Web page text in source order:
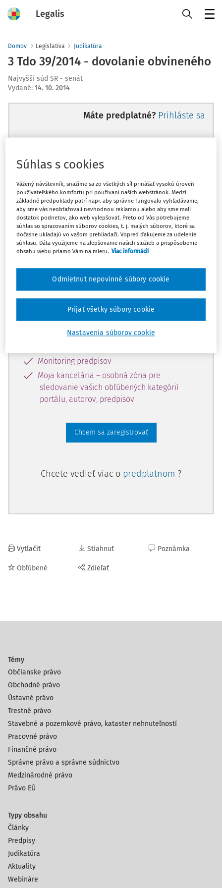
Legalis
Domov Legislatíva Judikatúra
3 Tdo 39/2014 - dovolanie obvineného
Najvyšší súd SR - senát
Vydané: 14. 10. 2014
Máte predplatné? Prihláste sa
Ups, zatiaľ ste si prečítali len
začiatok...
Celý odborný obsah z tejto oblasti je
dostupný predplatiteľom portálu.
obsahu a získajte prístup na 10 dní
zdarma, stačí sa len zaregistrovať.
Vďaka registrácii získate prístup aj k
vybranému obsahu:
Monitoring predpisov
Moja kancelária – osobná zóna pre
sledovanie vašich obľúbených kategórií
portálu, autorov, predpisov
Chcem sa zaregistrovať
Chcete vedieť viac o predplatnom ?
Vytlačiť
Obľúbené
Stiahnuť
Zdieľať
Poznámka
Témy
Občianske právo
Obchodné právo
Ústavné právo
Trestné právo
Stavebné a pozemkové právo, kataster nehnuteľností
Pracovné právo
Finančné právo
Správne právo a správne súdnictvo
Medzinárodné právo
Právo EÚ
Typy obsahu
Články
Predpisy
Judikatúra
Aktuality
Webináre
Súhlas s cookies
Vážený návštevník, snažíme sa zo všetkých síl prinášať vysokú úroveň
používateľského komfortu pri používaní našich webstránok. Medzi
základné predpoklady patrí napr. aby správne fungovalo vyhľadávanie,
aby sme vás neobťažovali nevhodnou reklamou alebo aby sme mali
dostatok podnetov, ako web vylepšovať. Preto od Vás potrebujeme
súhlas so spracovaním súborov cookies, t. j. malých súborov, ktoré sa
dočasne ukladajú vo vašom prehliadači. Vopred ďakujeme za udelenie
súhlasu. Dáta využijeme na zlepšovanie našich služieb a prispôsobenie
obsahu webu priamo Vám na mieru. Viac informácií
Nastavenia súborov cookie
Odmietnut nepovinné súbory cookie
Prijať všetky súbory cookie